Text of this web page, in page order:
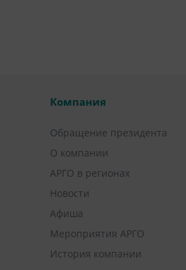
Компания
Обращение президента
О компании
АРГО в регионах
Новости
Афиша
Мероприятия АРГО
История компании